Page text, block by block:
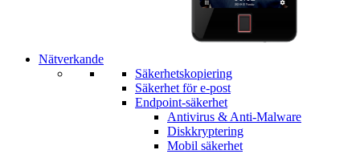
Nätverkande
Säkerhetskopiering
Säkerhet för e-post
Endpoint-säkerhet
Antivirus & Anti-Malware
Diskkryptering
Mobil säkerhet